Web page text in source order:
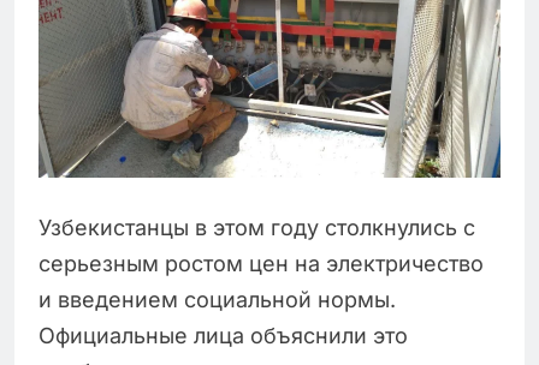
Узбекистанцы в этом году столкнулись с
серьезным ростом цен на электричество
и введением социальной нормы.
Официальные лица объяснили это